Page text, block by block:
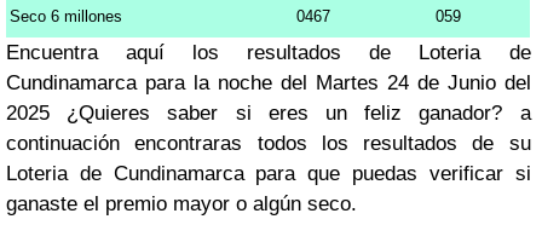
Seco 6 millones 0467 059
Encuentra aquí los resultados de Loteria de
Cundinamarca para la noche del Martes 24 de Junio del
2025 ¿Quieres saber si eres un feliz ganador? a
continuación encontraras todos los resultados de su
Loteria de Cundinamarca para que puedas verificar si
ganaste el premio mayor o algún seco.